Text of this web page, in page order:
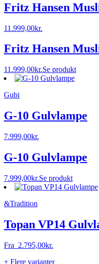
Fritz Hansen
11.999,00kr.
Fritz Hansen
11.999,00kr.Se produkt
Gubi
G-10 Gulvlampe
7.999,00kr.
G-10 Gulvlampe
7.999,00kr.Se produkt
&Tradition
Topan VP14
Fra 2.795,00kr.
+ Flere varianter